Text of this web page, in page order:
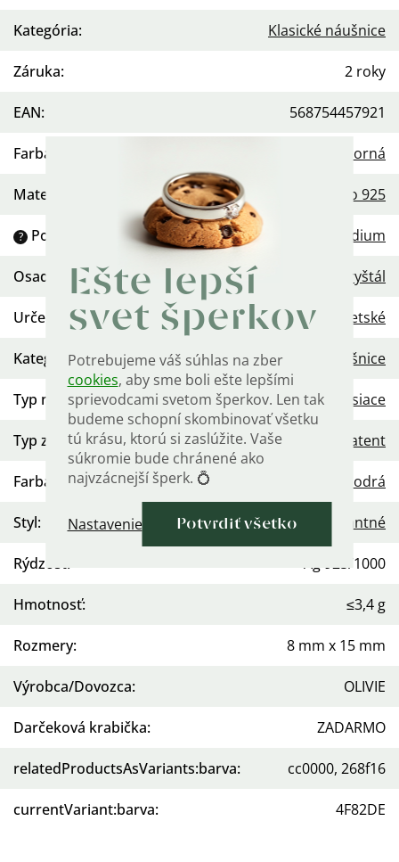
Ešte lepší
svet šperkov
Potrebujeme váš súhlas na zber
cookies, aby sme boli ešte lepšími
sprievodcami svetom šperkov. Len tak
budeme schopní skombinovať všetku
tú krásu, ktorú si zaslúžite. Vaše
súkromie bude chránené ako
najvzácnejší šperk. 💍
Nastavenie Potvrdiť všetko
Kategória: Klasické náušnice
Záruka: 2 roky
EAN: 568754457921
Farba Strieborná
Materiál Striebro 925
? Povrchová úprava: Rhodium
Osadenie : Kryštál
Určenie Dámske Detské
Kategória: Náušnice
Typ náušníc: Visiace
Typ zapínania: Dámsky patent
Farba kameňa: Modrá
Styl: Elegantné
Rýdzosť: Ag 925/1000
Hmotnosť: ≤3,4 g
Rozmery: 8 mm x 15 mm
Výrobca/Dovozca: OLIVIE
Darčeková krabička: ZADARMO
relatedProductsAsVariants:barva: cc0000, 268f16
currentVariant:barva: 4F82DE